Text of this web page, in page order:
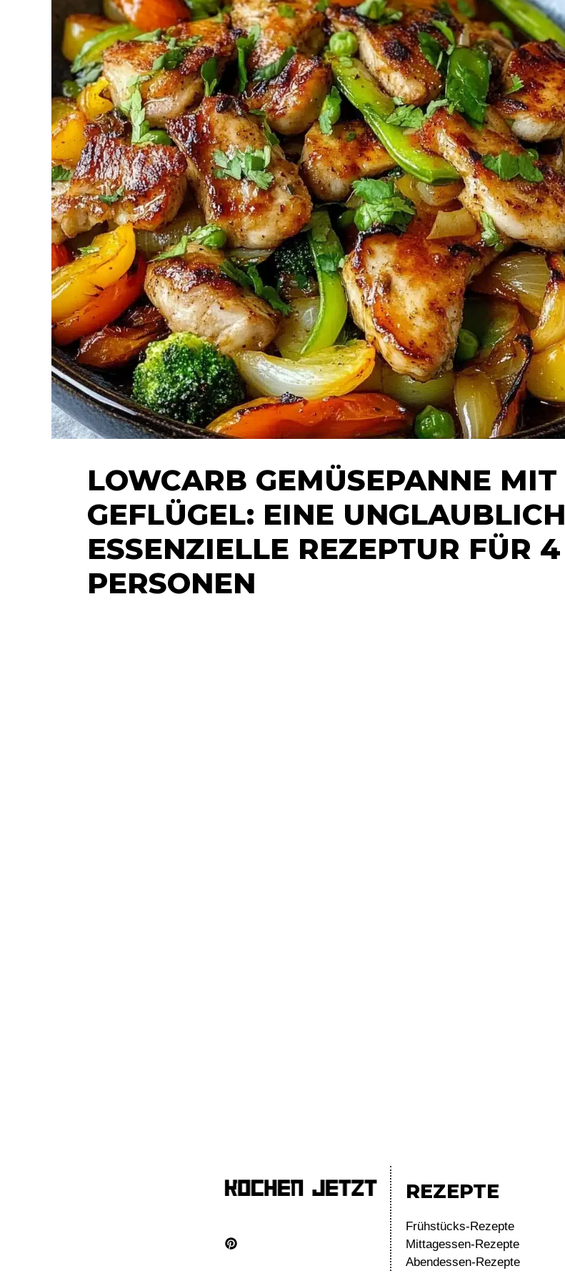
LOWCARB GEMÜSEPANNE MIT
GEFLÜGEL: EINE UNGLAUBLICH
ESSENZIELLE REZEPTUR FÜR 4
PERSONEN
REZEPTE
Frühstücks-Rezepte
Mittagessen-Rezepte
Abendessen-Rezepte